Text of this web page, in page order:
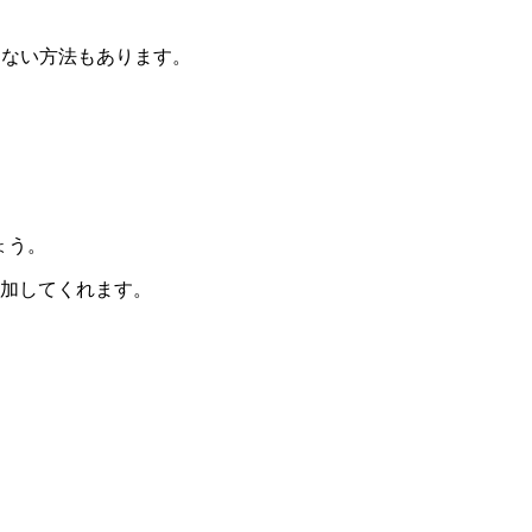
い方法もあります。
。
してくれます。